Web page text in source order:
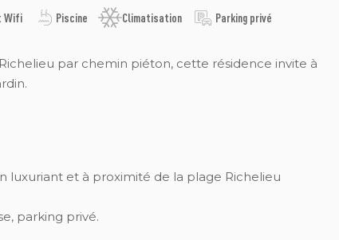
Wifi Piscine Climatisation Parking privé
par chemin piéton, cette résidence invite à
luxuriant et à proximité de la plage Richelieu
parking privé.